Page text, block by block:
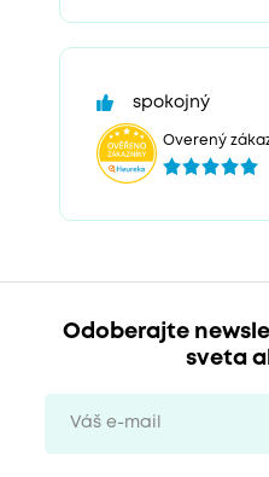
spokojný
Overený
Odoberajte
sveta